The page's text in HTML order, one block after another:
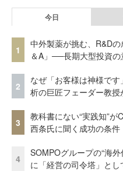
今日
1
中外製薬が挑む、R&D
＆A」──長期大型投資
2
なぜ「お客様は神様で
析の巨匠フェーダー教
3
教科書にない“実践知”
西条氏に聞く成功の条件
4
SOMPOグループの“海
に「経営の司令塔」と